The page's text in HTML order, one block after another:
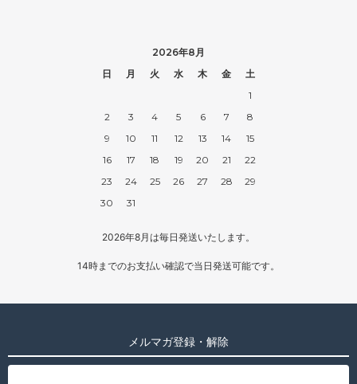
2026年8月
日
月 火 水 木 金
土
1
2
3 4 5 6 7
8
9
10 11 12 13 14
15
16
17 18 19 20 21
22
23
24 25 26 27 28
29
30
31
2026年8月は毎日発送いたします。
14時までのお支払い確認で当日発送可能です。
メルマガ登録・解除